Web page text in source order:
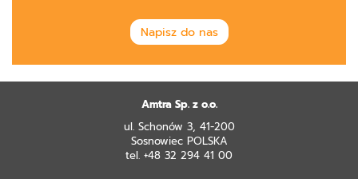
Napisz do nas
Amtra Sp. z o.o.
ul. Schonów 3, 41-200
Sosnowiec POLSKA
tel. +48 32 294 41 00